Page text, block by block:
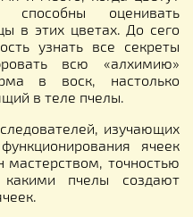
оценивать
в этих цветах. До сего
узнать все секреты
всю «алхимию»
в воск, настолько
в теле пчелы.
изучающих
ячеек
точностью
какими пчелы создают